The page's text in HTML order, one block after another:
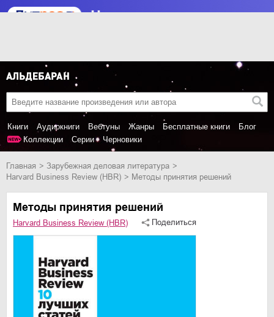
Книги Аудиокниги Вебтуны Жанры Бесплатные книги
Блог
Коллекции
Серии Черновики
Главная
зарубежная деловая литература
Harvard Business Review (HBR)
Методы принятия решений
Методы принятия решений
Harvard Business Review (HBR) Поделиться